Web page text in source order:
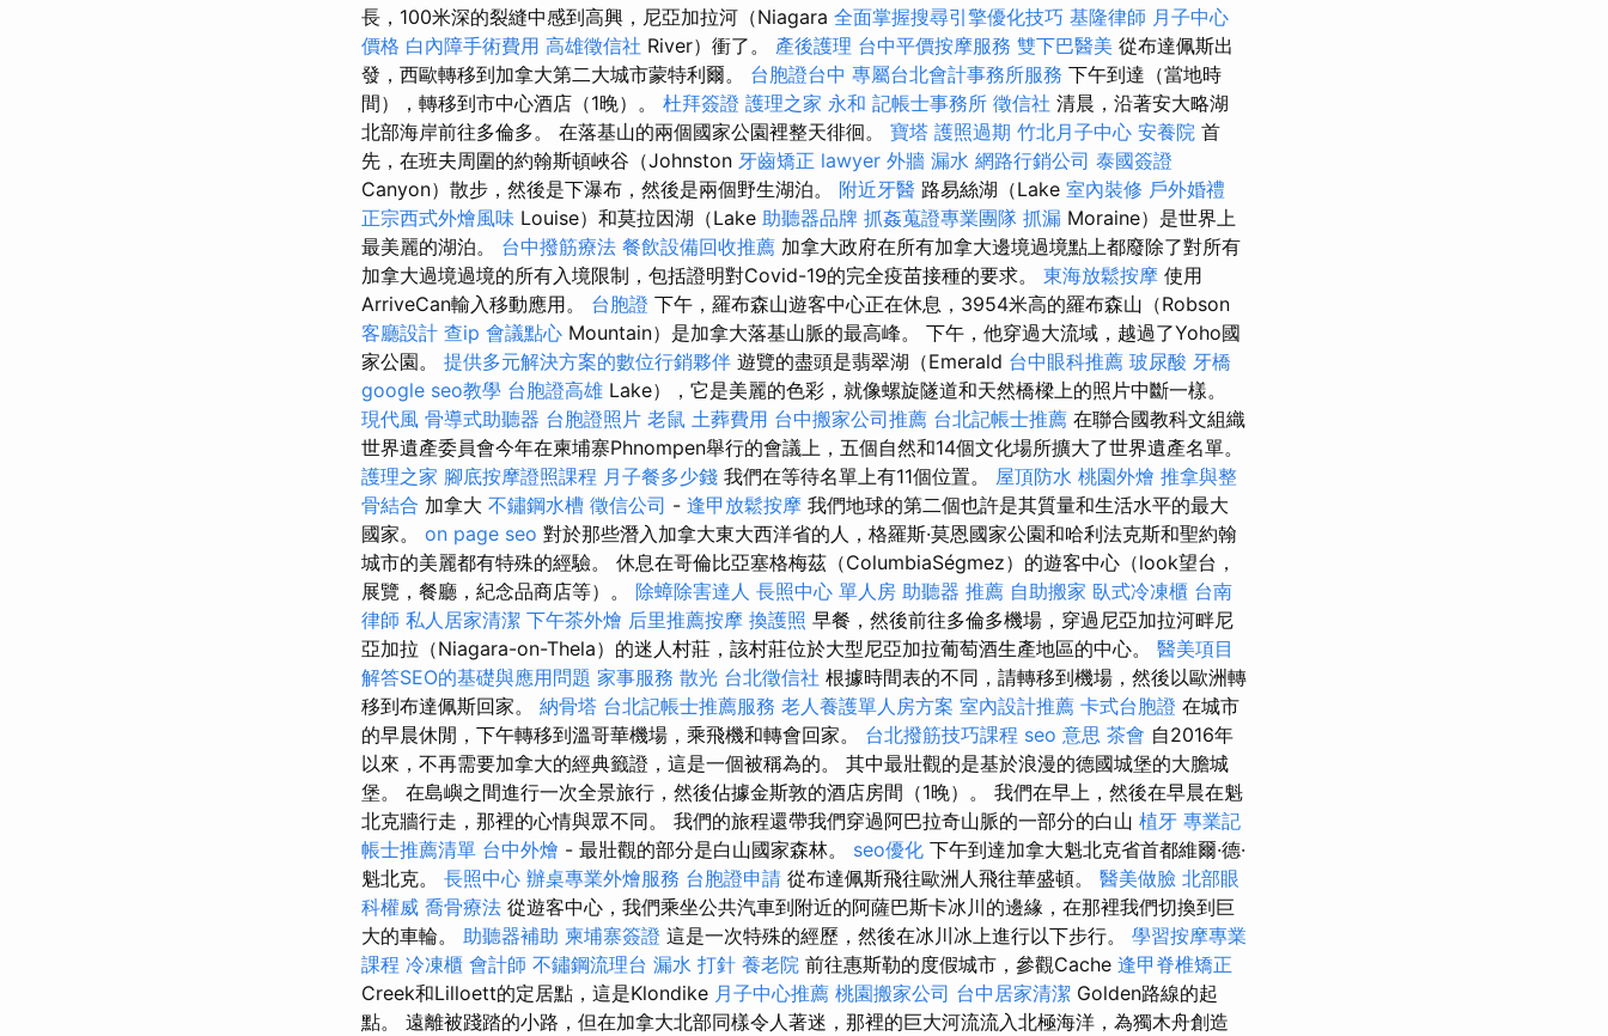
長，100米深的裂縫中感到高興，尼亞加拉河（Niagara 全面掌握搜尋引擎優化技巧 基隆律師 月子中心
價格 白內障手術費用 高雄徵信社 River）衝了。 產後護理 台中平價按摩服務 雙下巴醫美 從布達佩斯出
發，西歐轉移到加拿大第二大城市蒙特利爾。 台胞證台中 專屬台北會計事務所服務 下午到達（當地時
間），轉移到市中心酒店（1晚）。 杜拜簽證 護理之家 永和 記帳士事務所 徵信社 清晨，沿著安大略湖
北部海岸前往多倫多。 在落基山的兩個國家公園裡整天徘徊。 寶塔 護照過期 竹北月子中心 安養院 首
先，在班夫周圍的約翰斯頓峽谷（Johnston 牙齒矯正 lawyer 外牆 漏水 網路行銷公司 泰國簽證
Canyon）散步，然後是下瀑布，然後是兩個野生湖泊。 附近牙醫 路易絲湖（Lake 室內裝修 戶外婚禮
正宗西式外燴風味 Louise）和莫拉因湖（Lake 助聽器品牌 抓姦蒐證專業團隊 抓漏 Moraine）是世界上
最美麗的湖泊。 台中撥筋療法 餐飲設備回收推薦 加拿大政府在所有加拿大邊境過境點上都廢除了對所有
加拿大過境過境的所有入境限制，包括證明對Covid-19的完全疫苗接種的要求。 東海放鬆按摩 使用
ArriveCan輸入移動應用。 台胞證 下午，羅布森山遊客中心正在休息，3954米高的羅布森山（Robson
客廳設計 查ip 會議點心 Mountain）是加拿大落基山脈的最高峰。 下午，他穿過大流域，越過了Yoho國
家公園。 提供多元解決方案的數位行銷夥伴 遊覽的盡頭是翡翠湖（Emerald 台中眼科推薦 玻尿酸 牙橋
google seo教學 台胞證高雄 Lake），它是美麗的色彩，就像螺旋隧道和天然橋樑上的照片中斷一樣。
現代風 骨導式助聽器 台胞證照片 老鼠 土葬費用 台中搬家公司推薦 台北記帳士推薦 在聯合國教科文組織
世界遺產委員會今年在柬埔寨Phnompen舉行的會議上，五個自然和14個文化場所擴大了世界遺產名單。
護理之家 腳底按摩證照課程 月子餐多少錢 我們在等待名單上有11個位置。 屋頂防水 桃園外燴 推拿與整
骨結合 加拿大 不鏽鋼水槽 徵信公司 - 逢甲放鬆按摩 我們地球的第二個也許是其質量和生活水平的最大
國家。 on page seo 對於那些潛入加拿大東大西洋省的人，格羅斯·莫恩國家公園和哈利法克斯和聖約翰
城市的美麗都有特殊的經驗。 休息在哥倫比亞塞格梅茲（ColumbiaSégmez）的遊客中心（look望台，
展覽，餐廳，紀念品商店等）。 除蟑除害達人 長照中心 單人房 助聽器 推薦 自助搬家 臥式冷凍櫃 台南
律師 私人居家清潔 下午茶外燴 后里推薦按摩 換護照 早餐，然後前往多倫多機場，穿過尼亞加拉河畔尼
亞加拉（Niagara-on-Thela）的迷人村莊，該村莊位於大型尼亞加拉葡萄酒生產地區的中心。 醫美項目
解答SEO的基礎與應用問題 家事服務 散光 台北徵信社 根據時間表的不同，請轉移到機場，然後以歐洲轉
移到布達佩斯回家。 納骨塔 台北記帳士推薦服務 老人養護單人房方案 室內設計推薦 卡式台胞證 在城市
的早晨休閒，下午轉移到溫哥華機場，乘飛機和轉會回家。 台北撥筋技巧課程 seo 意思 茶會 自2016年
以來，不再需要加拿大的經典籤證，這是一個被稱為的。 其中最壯觀的是基於浪漫的德國城堡的大膽城
堡。 在島嶼之間進行一次全景旅行，然後佔據金斯敦的酒店房間（1晚）。 我們在早上，然後在早晨在魁
北克牆行走，那裡的心情與眾不同。 我們的旅程還帶我們穿過阿巴拉奇山脈的一部分的白山 植牙 專業記
帳士推薦清單 台中外燴 - 最壯觀的部分是白山國家森林。 seo優化 下午到達加拿大魁北克省首都維爾·德·
魁北克。 長照中心 辦桌專業外燴服務 台胞證申請 從布達佩斯飛往歐洲人飛往華盛頓。 醫美做臉 北部眼
科權威 喬骨療法 從遊客中心，我們乘坐公共汽車到附近的阿薩巴斯卡冰川的邊緣，在那裡我們切換到巨
大的車輪。 助聽器補助 柬埔寨簽證 這是一次特殊的經歷，然後在冰川冰上進行以下步行。 學習按摩專業
課程 冷凍櫃 會計師 不鏽鋼流理台 漏水 打針 養老院 前往惠斯勒的度假城市，參觀Cache 逢甲脊椎矯正
Creek和Lilloett的定居點，這是Klondike 月子中心推薦 桃園搬家公司 台中居家清潔 Golden路線的起
點。 遠離被踐踏的小路，但在加拿大北部同樣令人著迷，那裡的巨大河流流入北極海洋，為獨木舟創造